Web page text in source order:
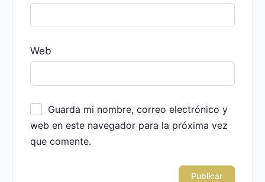
Web
Guarda mi nombre, correo electrónico y
web en este navegador para la próxima vez
que comente.